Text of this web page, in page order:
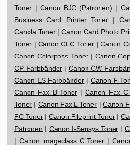
Toner |Canon BJC (Patronen) |
Business Card Printer Toner |
Canola Toner |Canon Card Photo
Toner |Canon CLC Toner|Canon
Canon Colorpass Toner| Canon
CP Farbbänder| Canon CW
Canon ES Farbbänder | Canon F
Canon Fax B Toner|Canon Fax C
Toner | Canon Fax L Toner | Canon
FC Toner | Canon Fileprint Toner |
Patronen | Canon I-Sensys Toner|
| Canon Imageclass C Toner |